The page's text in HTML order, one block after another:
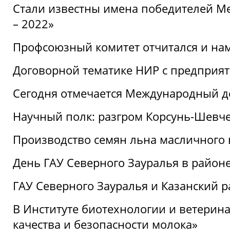
Стали известны имена победителей
– 2022»
Профсоюзный комитет отчитался и
Договорной тематике НИР с
Сегодня отмечается Международный
Научный полк: разгром Корсунь-
Производство семян льна
День ГАУ Северного Зауралья в
ГАУ Северного Зауралья и Казанский
В Институте биотехнологии и
качества и безопасности молока»